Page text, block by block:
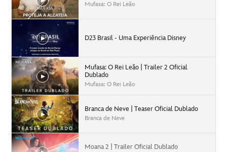
Mufasa: O Rei Leão
D23 Brasil - Uma Experiência Disney
Mufasa: O Rei Leão | Trailer 2 Oficial
Dublado
Mufasa: O Rei Leão
Branca de Neve | Teaser Oficial Dublado
Branca de Neve
Moana 2 | Trailer Oficial Dublado